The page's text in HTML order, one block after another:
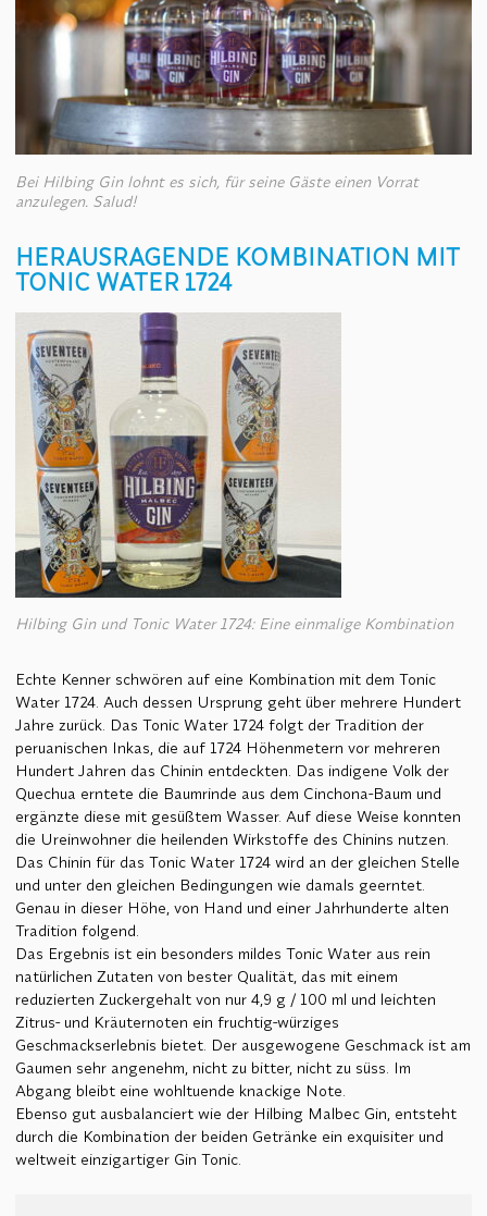
Bei Hilbing Gin lohnt es sich, für seine Gäste einen Vorrat
anzulegen. Salud!
HERAUSRAGENDE KOMBINATION MIT
TONIC WATER 1724
Hilbing Gin und Tonic Water 1724: Eine einmalige Kombination
Echte Kenner schwören auf eine Kombination mit dem Tonic
Water 1724. Auch dessen Ursprung geht über mehrere Hundert
Jahre zurück. Das Tonic Water 1724 folgt der Tradition der
peruanischen Inkas, die auf 1724 Höhenmetern vor mehreren
Hundert Jahren das Chinin entdeckten. Das indigene Volk der
Quechua erntete die Baumrinde aus dem Cinchona-Baum und
ergänzte diese mit gesüßtem Wasser. Auf diese Weise konnten
die Ureinwohner die heilenden Wirkstoffe des Chinins nutzen.
Das Chinin für das Tonic Water 1724 wird an der gleichen Stelle
und unter den gleichen Bedingungen wie damals geerntet.
Genau in dieser Höhe, von Hand und einer Jahrhunderte alten
Tradition folgend.
Das Ergebnis ist ein besonders mildes Tonic Water aus rein
natürlichen Zutaten von bester Qualität, das mit einem
reduzierten Zuckergehalt von nur 4,9 g / 100 ml und leichten
Zitrus- und Kräuternoten ein fruchtig-würziges
Geschmackserlebnis bietet. Der ausgewogene Geschmack ist am
Gaumen sehr angenehm, nicht zu bitter, nicht zu süss. Im
Abgang bleibt eine wohltuende knackige Note.
Ebenso gut ausbalanciert wie der Hilbing Malbec Gin, entsteht
durch die Kombination der beiden Getränke ein exquisiter und
weltweit einzigartiger Gin Tonic.